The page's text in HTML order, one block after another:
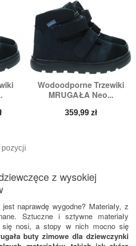
Wodoodporne Trzewiki
MRUGAŁA Neo...
Cena
359,99 zł
pozycji
z wysokiej
naprawdę wygodne? Materiały, z
Sztuczne i sztywne materiały
się nosi, a stopy w nich mocno się
buty zimowe dla dziewczynki